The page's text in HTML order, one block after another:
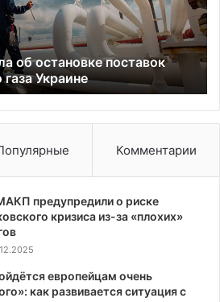
об остановке поставок
Украине
Комментарии
предупредили о риске
кризиса из-за «плохих»
европейцам очень
как развивается ситуация с